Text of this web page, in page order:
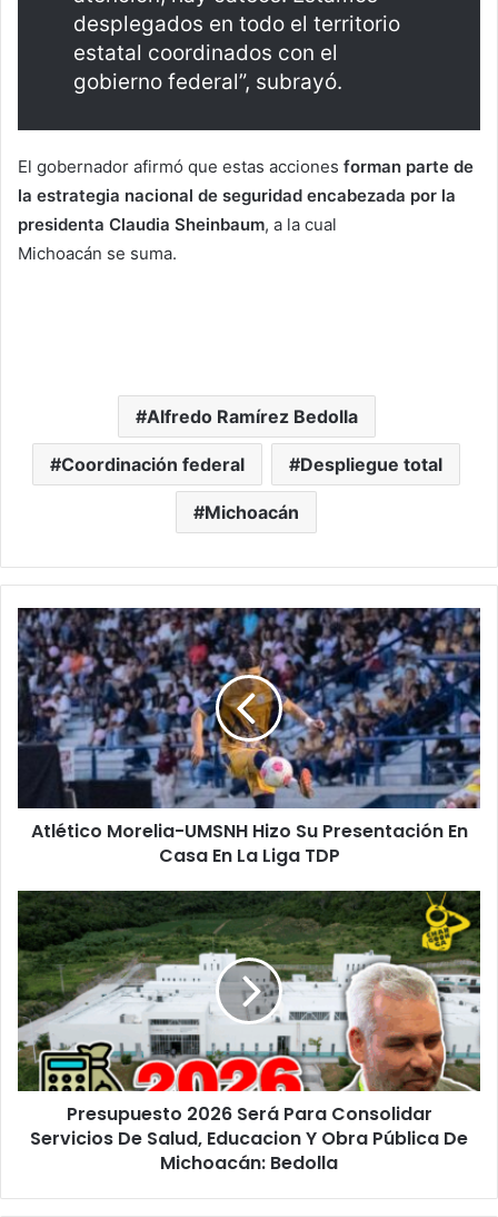
desplegados en todo el territorio
estatal coordinados con el
gobierno federal”, subrayó.
El gobernador afirmó que estas acciones forman parte de
la estrategia nacional de seguridad encabezada por la
presidenta Claudia Sheinbaum, a la cual
Michoacán se suma.
Alfredo Ramírez Bedolla
Coordinación federal Despliegue total
Michoacán
Atlético
Morelia-
UMSNH
Hizo
Su
Presentación
En
Atlético Morelia-UMSNH Hizo Su Presentación En
Casa En La Liga TDP
Presupuesto
2026
Será
Para
Consolidar
Servicios
De
Salud,
Educacion
Obra
Michoacán: Bedolla
Presupuesto 2026 Será Para Consolidar
Servicios De Salud, Educacion Y Obra Pública De
Michoacán: Bedolla